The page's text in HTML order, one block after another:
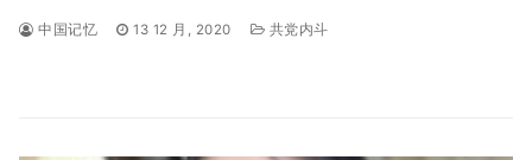
中国记忆 13 12 月, 2020 共党内斗